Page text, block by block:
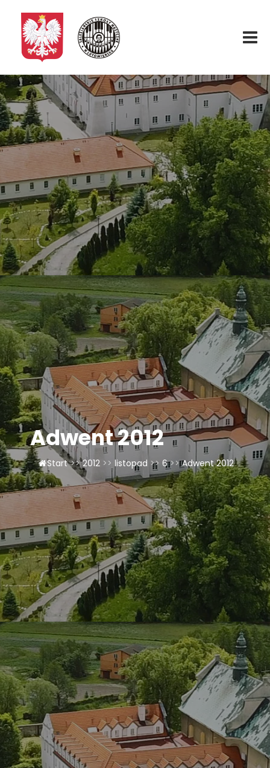
Start
O nas
Aktualności
Rekrutacja
Fundacja
Konkurs organowy
LAOM
Klasztor
1,5%
Kontakt
Adwent 2012
Start >> 2012 >> listopad >> 6 >> Adwent 2012